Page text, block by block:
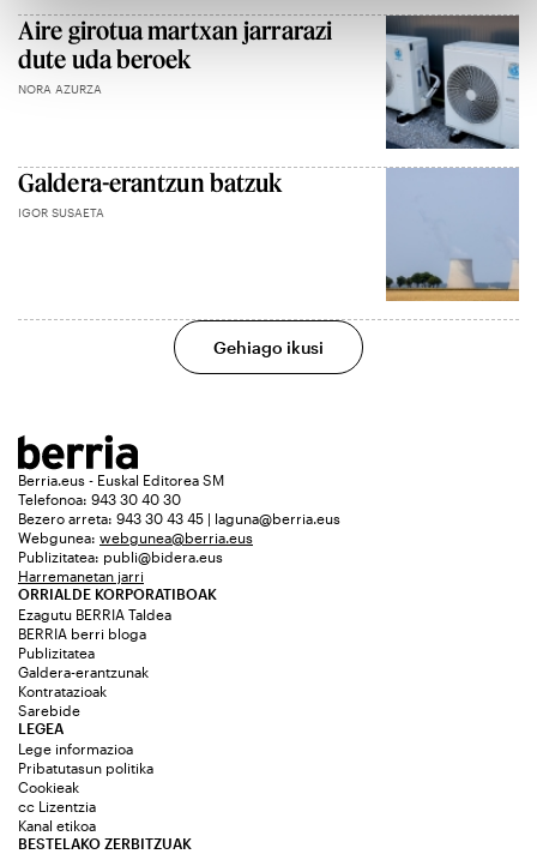
Aire girotua martxan jarrarazi
dute uda beroek
NORA AZURZA
Galdera-erantzun batzuk
IGOR SUSAETA
Gehiago ikusi
Berria.eus - Euskal Editorea SM
Telefonoa: 943 30 40 30
Bezero arreta: 943 30 43 45 | laguna@berria.eus
Webgunea: webgunea@berria.eus
Publizitatea: publi@bidera.eus
Harremanetan jarri
ORRIALDE KORPORATIBOAK
Ezagutu BERRIA Taldea
BERRIA berri bloga
Publizitatea
Galdera-erantzunak
Kontratazioak
Sarebide
LEGEA
Lege informazioa
Pribatutasun politika
Cookieak
cc Lizentzia
Kanal etikoa
BESTELAKO ZERBITZUAK